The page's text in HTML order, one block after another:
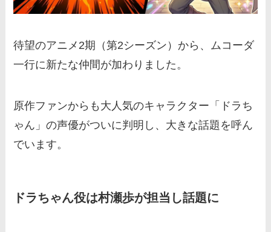
待望のアニメ2期（第2シーズン）から、ムコーダ
一行に新たな仲間が加わりました。
原作ファンからも大人気のキャラクター「ドラち
ゃん」の声優がついに判明し、大きな話題を呼ん
でいます。
ドラちゃん役は村瀬歩が担当し話題に